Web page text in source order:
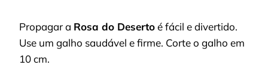
Propagar a Rosa do Desertoé fácil e divertido.
Use um galho saudável e firme. Corte o galho em
10 cm.